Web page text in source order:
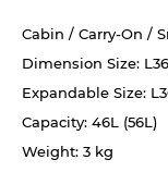
Cabin / Carry-On /
Dimension Size:
Expandable Size:
Capacity: 46L (56L)
Weight: 3 kg